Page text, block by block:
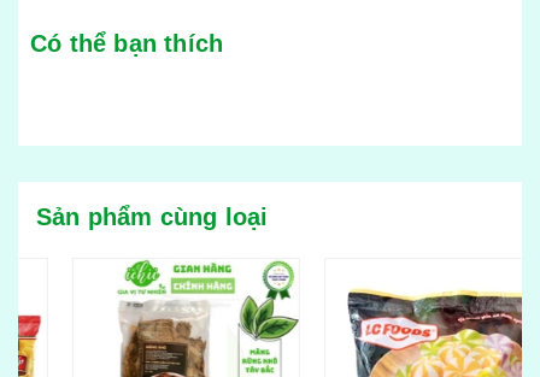
Có thể bạn thích
Sản phẩm cùng loại